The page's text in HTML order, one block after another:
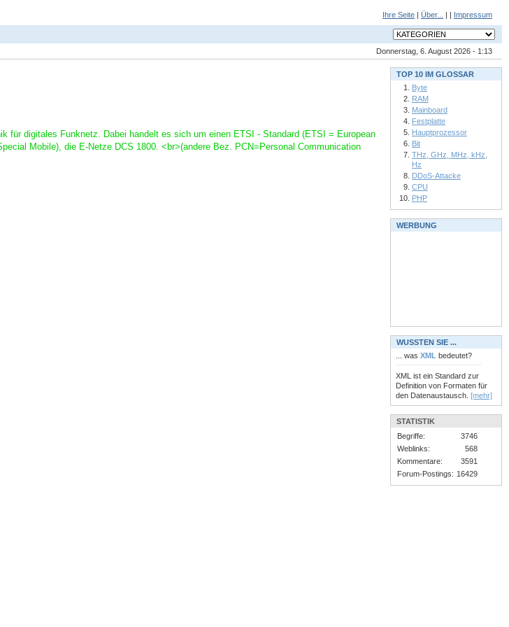
Ihre Seite | Über... | | Impressum
Donnerstag, 6. August 2026 - 1:13
für digitales Funknetz. Dabei handelt es sich um einen ETSI - Standard (ETSI = European
Mobile), die E-Netze DCS 1800. <br>(andere Bez. PCN=Personal Communication
TOP 10 IM GLOSSAR
Byte
RAM
Mainboard
Festplatte
Hauptprozessor
Bit
THz, GHz, MHz, kHz,
Hz
DDoS-Attacke
CPU
PHP
WERBUNG
WUSSTEN SIE ...
... was XML bedeutet?
XML ist ein Standard zur
Definition von Formaten für
den Datenaustausch. [mehr]
STATISTIK
Begriffe:
3746
Weblinks:
568
Kommentare:
3591
Forum-Postings: 16429